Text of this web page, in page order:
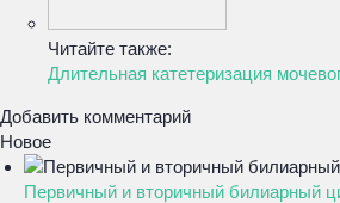
Читайте также:
Длительная катетеризация
Добавить комментарий
Новое
Первичный и вторичный билиарный